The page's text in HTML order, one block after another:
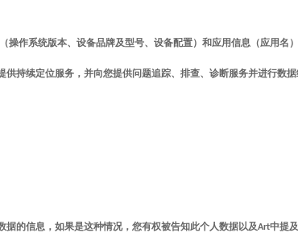
操作系统版本、设备品牌及型号、设备配置）和应用信息（应用名）
持续定位服务，并向您提供问题追踪、排查、诊断服务并进行数
的信息，如果是这种情况，您有权被告知此个人数据以及Art中提